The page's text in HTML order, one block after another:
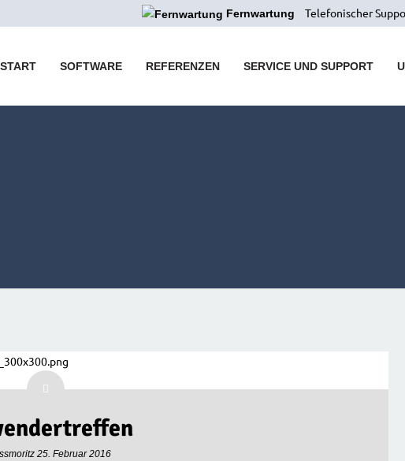
Fernwartung Telefonischer
START SOFTWARE REFERENZEN SERVICE UND SUPPORT
25. Februar 2016